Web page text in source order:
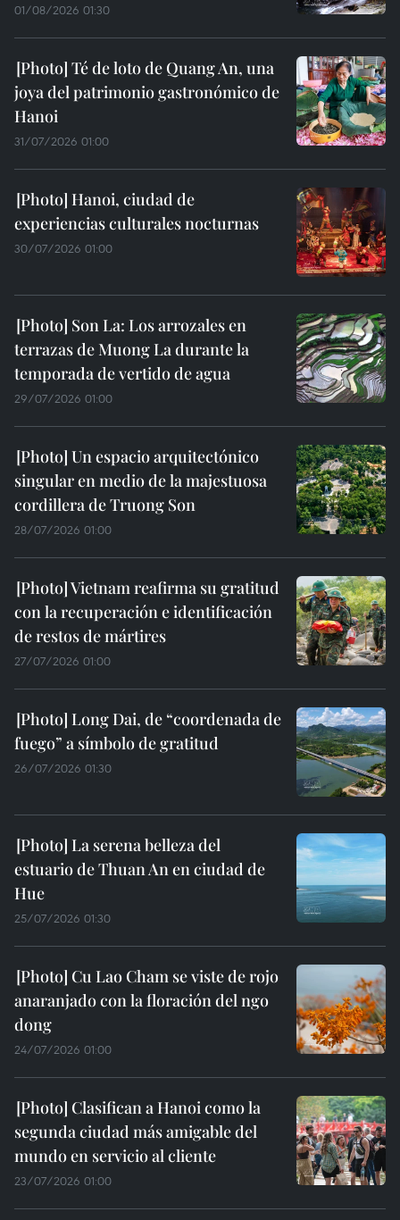
01/08/2026 01:30
Té de loto de Quang An, una
joya del patrimonio gastronómico de
Hanoi
31/07/2026 01:00
Hanoi, ciudad de
experiencias culturales nocturnas
30/07/2026 01:00
Son La: Los arrozales en
terrazas de Muong La durante la
temporada de vertido de agua
29/07/2026 01:00
Un espacio arquitectónico
singular en medio de la majestuosa
cordillera de Truong Son
28/07/2026 01:00
Vietnam reafirma su gratitud
con la recuperación e identificación
de restos de mártires
27/07/2026 01:00
Long Dai, de “coordenada de
fuego” a símbolo de gratitud
26/07/2026 01:30
La serena belleza del
estuario de Thuan An en ciudad de
Hue
25/07/2026 01:30
Cu Lao Cham se viste de rojo
anaranjado con la floración del ngo
dong
24/07/2026 01:00
Clasifican a Hanoi como la
segunda ciudad más amigable del
mundo en servicio al cliente
23/07/2026 01:00